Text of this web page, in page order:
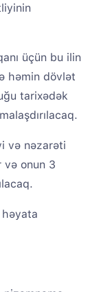
üçün bu ilin
həmin dövlət
tarixədək
və nəzarəti
və onun 3